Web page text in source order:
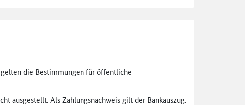
die Bestimmungen für öffentliche
ausgestellt. Als Zahlungsnachweis gilt der Bankauszug.